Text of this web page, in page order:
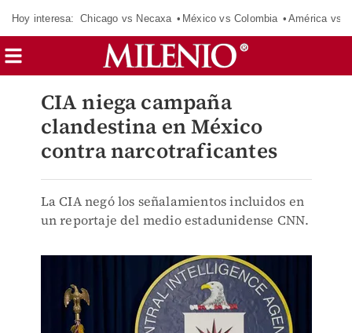
Hoy interesa: Chicago vs Necaxa México vs Colombia América vs
CIA niega campaña
clandestina en México
contra narcotraficantes
La CIA negó los señalamientos incluidos en
un reportaje del medio estadunidense CNN.